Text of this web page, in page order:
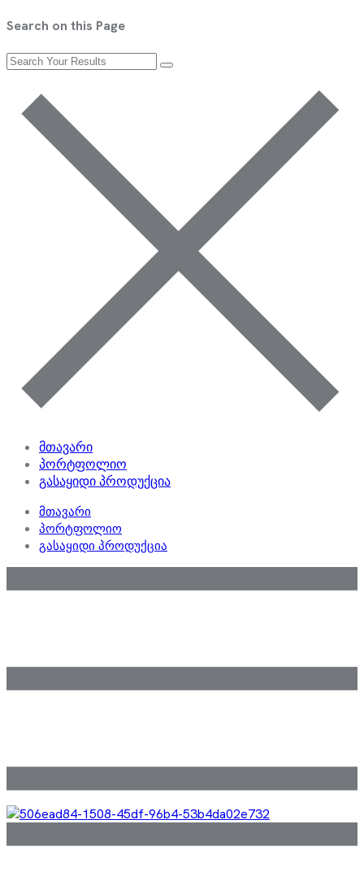
Search on this Page
მთავარი
პორტფოლიო
გასაყიდი პროდუქცია
მთავარი
პორტფოლიო
გასაყიდი პროდუქცია